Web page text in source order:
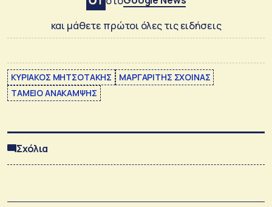
και μάθετε πρώτοι όλες τις ειδήσεις
ΚΥΡΙΑΚΟΣ ΜΗΤΣΟΤΑΚΗΣ
ΜΑΡΓΑΡΙΤΗΣ ΣΧΟΙΝΑΣ
ΤΑΜΕΙΟ ΑΝΑΚΑΜΨΗΣ
Σχόλια